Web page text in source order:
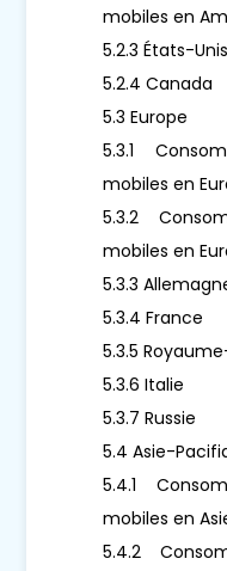
mobiles en
5.2.3 États-Unis
5.2.4 Canada
5.3 Europe
5.3.1
mobiles en
5.3.2
mobiles en
5.3.3
5.3.4 France
5.3.5
5.3.6 Italie
5.3.7 Russie
5.4 Asie-
5.4.1
mobiles en
5.4.2